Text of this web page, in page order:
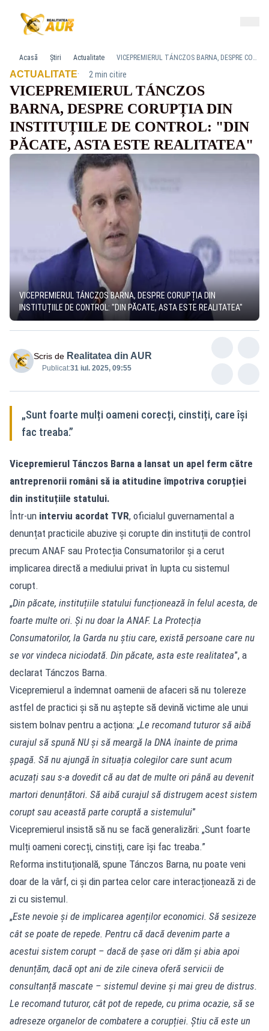
Acasă Știri Actualitate VICEPREMIERUL TÁNCZOS BARNA, DESPRE CORUPȚIA DIN INSTITUȚIILE DE CONTROL: "DIN PĂCATE, ASTA ESTE REALITATEA"
ACTUALITATE· 2 min citire
VICEPREMIERUL TÁNCZOS
BARNA, DESPRE CORUPȚIA DIN
INSTITUȚIILE DE CONTROL: "DIN
PĂCATE, ASTA ESTE REALITATEA"
VICEPREMIERUL TÁNCZOS BARNA, DESPRE CORUPȚIA DIN
INSTITUȚIILE DE CONTROL: "DIN PĂCATE, ASTA ESTE REALITATEA"
Scris de Realitatea din AUR
Publicat:31 iul. 2025, 09:55
„Sunt foarte mulți oameni corecți, cinstiți, care își
fac treaba.”
Vicepremierul Tánczos Barna a lansat un apel ferm către
antreprenorii români să ia atitudine împotriva corupției
din instituțiile statului.
Într-un interviu acordat TVR, oficialul guvernamental a
denunțat practicile abuzive și corupte din instituții de control
precum ANAF sau Protecția Consumatorilor și a cerut
implicarea directă a mediului privat în lupta cu sistemul
corupt.
„Din păcate, instituțiile statului funcționează în felul acesta, de
foarte multe ori. Și nu doar la ANAF. La Protecția
Consumatorilor, la Garda nu știu care, există persoane care nu
se vor vindeca niciodată. Din păcate, asta este realitatea”, a
declarat Tánczos Barna.
Vicepremierul a îndemnat oamenii de afaceri să nu tolereze
astfel de practici și să nu aștepte să devină victime ale unui
sistem bolnav pentru a acționa: „Le recomand tuturor să aibă
curajul să spună NU și să meargă la DNA înainte de prima
șpagă. Să nu ajungă în situația colegilor care sunt acum
acuzați sau s-a dovedit că au dat de multe ori până au devenit
martori denunțători. Să aibă curajul să distrugem acest sistem
corupt sau această parte coruptă a sistemului”
Vicepremierul insistă să nu se facă generalizări: „Sunt foarte
mulți oameni corecți, cinstiți, care își fac treaba.”
Reforma instituțională, spune Tánczos Barna, nu poate veni
doar de la vârf, ci și din partea celor care interacționează zi de
zi cu sistemul.
„Este nevoie și de implicarea agenților economici. Să sesizeze
cât se poate de repede. Pentru că dacă devenim parte a
acestui sistem corupt – dacă de șase ori dăm și abia apoi
denunțăm, dacă opt ani de zile cineva oferă servicii de
consultanță mascate – sistemul devine și mai greu de distrus.
Le recomand tuturor, cât pot de repede, cu prima ocazie, să se
adreseze organelor de combatere a corupției. Știu că este un